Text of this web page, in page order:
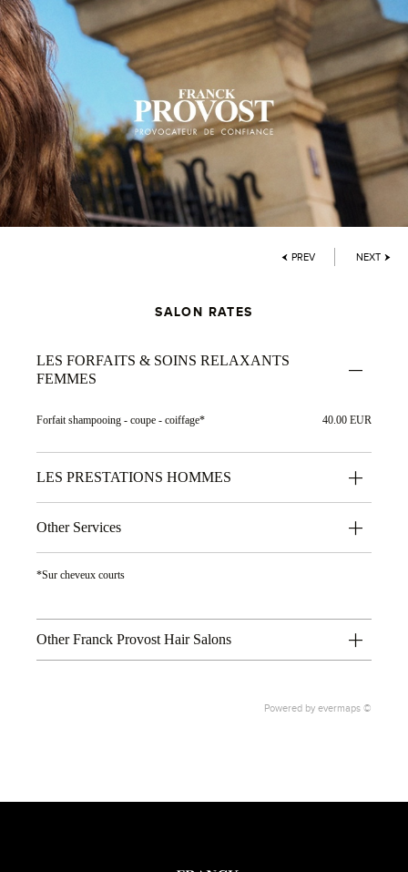
PREV NEXT
SALON RATES
LES FORFAITS & SOINS RELAXANTS
FEMMES
Forfait shampooing - coupe - coiffage* 40.00 EUR
LES PRESTATIONS HOMMES
Other Services
*Sur cheveux courts
Other Franck Provost Hair Salons
Powered by evermaps ©